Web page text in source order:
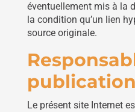
éventuellement mis à la
la condition qu’un lien
source originale.
publication
Le présent site Internet